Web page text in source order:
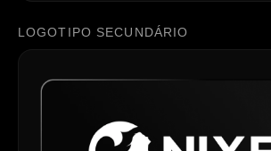
LOGOTIPO SECUNDÁRIO